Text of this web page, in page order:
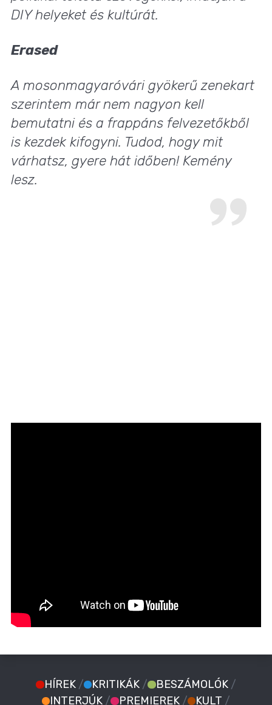
DIY helyeket és kultúrát.
Erased
A mosonmagyaróvári gyökerű zenekart
szerintem már nem nagyon kell
bemutatni és a frappáns felvezetőkből
is kezdek kifogyni. Tudod, hogy mit
várhatsz, gyere hát időben! Kemény
lesz.
HÍREK / KRITIKÁK / BESZÁMOLÓK /
INTERJÚK / PREMIEREK / KULT /